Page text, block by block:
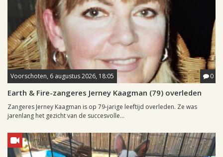
Voorschoten, 6 augustus 2026, 18:05 0
Earth & Fire-zangeres Jerney Kaagman (79) overleden
Zangeres Jerney Kaagman is op 79-jarige leeftijd overleden. Ze was
jarenlang het gezicht van de succesvolle...